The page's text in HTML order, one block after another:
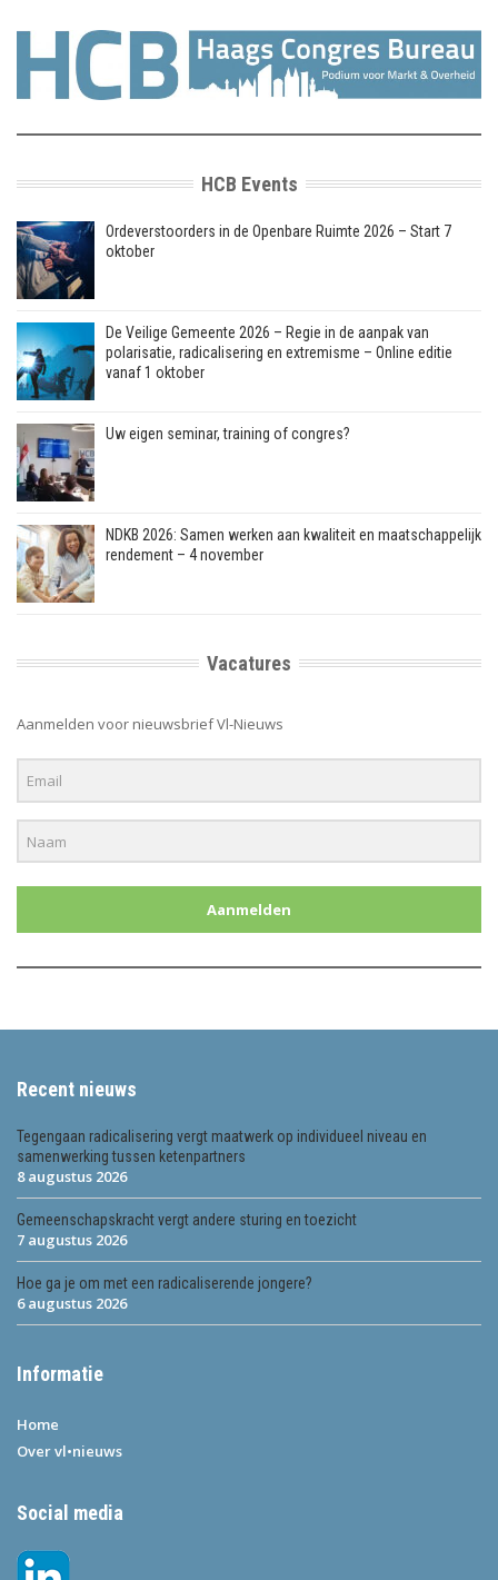
HCB Events
Ordeverstoorders in de Openbare Ruimte 2026 – Start 7
oktober
De Veilige Gemeente 2026 – Regie in de aanpak van
polarisatie, radicalisering en extremisme – Online editie
vanaf 1 oktober
Uw eigen seminar, training of congres?
NDKB 2026: Samen werken aan kwaliteit en maatschappelijk
rendement – 4 november
Vacatures
Aanmelden voor nieuwsbrief Vl-Nieuws
Aanmelden
Recent nieuws
Tegengaan radicalisering vergt maatwerk op individueel niveau en
samenwerking tussen ketenpartners
8 augustus 2026
Gemeenschapskracht vergt andere sturing en toezicht
7 augustus 2026
Hoe ga je om met een radicaliserende jongere?
6 augustus 2026
Informatie
Home
Over vl•nieuws
Social media